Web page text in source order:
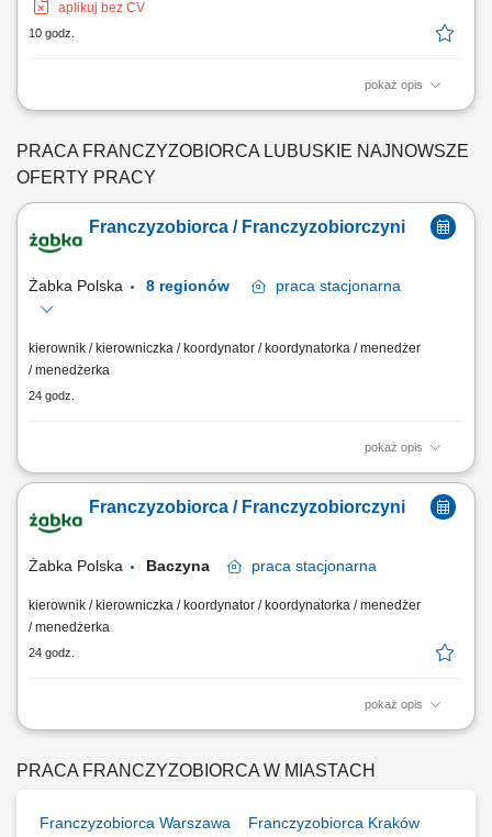
aplikuj bez CV
10 godz.
pokaż opis
Zakres działania: rozwijanie własnej działalności w branży marketingu
biznesowych i budowanie długofalowych relacji; sprzedaż usług takich
jak: strony internetowe, sklepy online, SEO/SEM, kampanie social
media, materiały...
PRACA FRANCZYZOBIORCA LUBUSKIE NAJNOWSZE
OFERTY PRACY
Franczyzobiorca / Franczyzobiorczyni
Żabka Polska praca stacjonarna
kierownik / kierowniczka / koordynator / koordynatorka / menedżer
/ menedżerka
24 godz.
pokaż opis
Główne zadania: Prowadzenie własnej działalności gospodarczej w
obsługi. Monitorowanie stanów magazynowych i zamówień.
Dostosowywanie asortymentu sklepu do potrzeb lokalnego rynku.
Franczyzobiorca / Franczyzobiorczyni
Żabka Polska Baczyna praca stacjonarna
kierownik / kierowniczka / koordynator / koordynatorka / menedżer
/ menedżerka
24 godz.
pokaż opis
Główne zadania: Prowadzenie własnej działalności gospodarczej w
obsługi. Monitorowanie stanów magazynowych i zamówień.
PRACA FRANCZYZOBIORCA W MIASTACH
Franczyzobiorca Warszawa Franczyzobiorca Kraków